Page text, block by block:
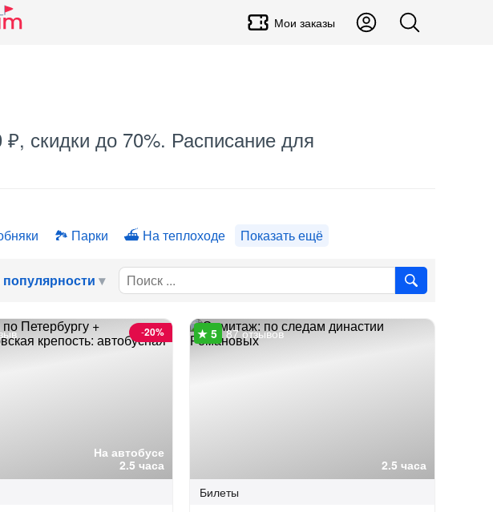
Мои заказы
скидки до 70%. Расписание для
Парки На теплоходе Показать ещё
На автобусе
2.5 часа
-20%
2.5 часа
87 отзывов
Билеты